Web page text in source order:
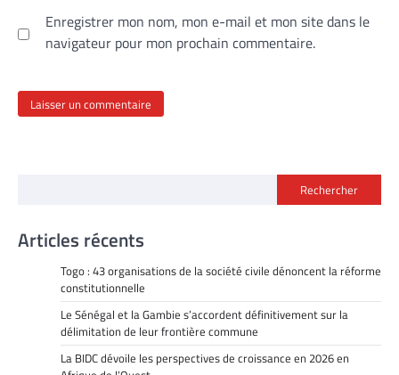
Enregistrer mon nom, mon e-mail et mon site dans le
navigateur pour mon prochain commentaire.
Rechercher
Articles récents
Togo : 43 organisations de la société civile dénoncent la réforme
constitutionnelle
Le Sénégal et la Gambie s’accordent définitivement sur la
délimitation de leur frontière commune
La BIDC dévoile les perspectives de croissance en 2026 en